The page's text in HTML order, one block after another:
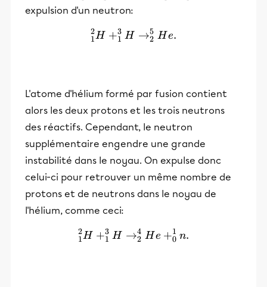
expulsion d'un neutron:
^2_1H + ^3_1H
1
2H +1
3 H →2
5 He.
L'atome d'hélium formé par fusion contient
alors les deux protons et les trois neutrons
des réactifs. Cependant, le neutron
supplémentaire engendre une grande
instabilité dans le noyau. On expulse donc
celui-ci pour retrouver un même nombre de
protons et de neutrons dans le noyau de
l'hélium, comme ceci:
^2_1H + ^3_1H
1
2H +1
3 H →2
4 He +0
1 n.